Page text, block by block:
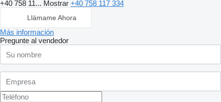
+40 758 11... Mostrar +40 758 117 334
Llámame Ahora
Más información
Pregunte al vendedor